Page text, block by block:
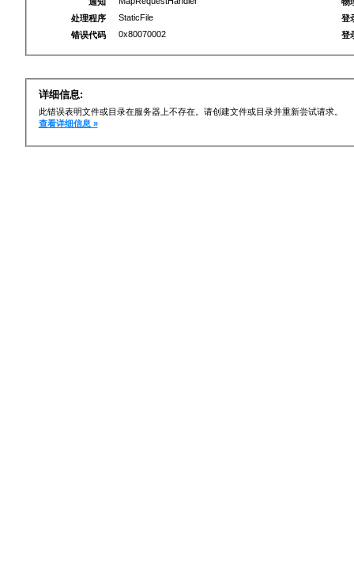
处理程序
StaticFile
错误代码
0x80070002
登
登
详细信息:
此错误表明文件或目录在服务器上不存在。请创建文件或目录并重新尝试请求。
查看详细信息 »